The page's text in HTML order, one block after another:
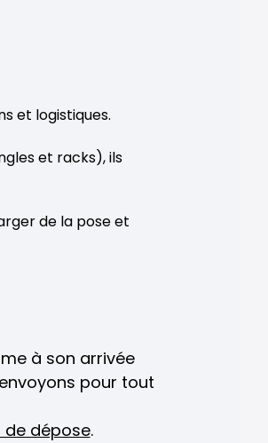
et logistiques.
et racks), ils
de la pose et
à son arrivée
pour tout
de dépose.